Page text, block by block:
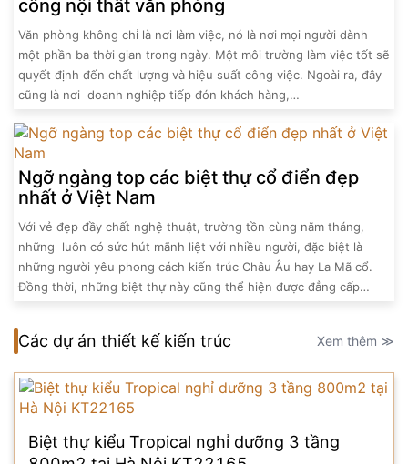
công nội thất văn phòng
Văn phòng không chỉ là nơi làm việc, nó là nơi mọi người dành
một phần ba thời gian trong ngày. Một môi trường làm việc tốt sẽ
quyết định đến chất lượng và hiệu suất công việc. Ngoài ra, đây
cũng là nơi doanh nghiệp tiếp đón khách hàng,…
Ngỡ ngàng top các biệt thự cổ điển đẹp
nhất ở Việt Nam
Với vẻ đẹp đầy chất nghệ thuật, trường tồn cùng năm tháng,
những luôn có sức hút mãnh liệt với nhiều người, đặc biệt là
những người yêu phong cách kiến trúc Châu Âu hay La Mã cổ.
Đồng thời, những biệt thự này cũng thể hiện được đẳng cấp…
Các dự án thiết kế kiến trúc Xem thêm ≫
Biệt thự kiểu Tropical nghỉ dưỡng 3 tầng